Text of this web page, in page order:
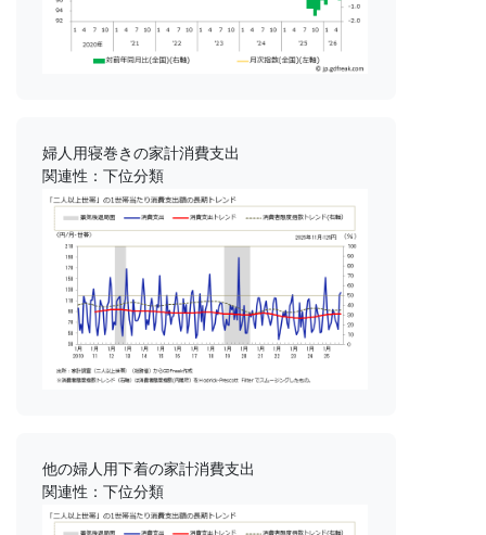
婦人用寝巻きの家計消費支出
関連性：下位分類
他の婦人用下着の家計消費支出
関連性：下位分類